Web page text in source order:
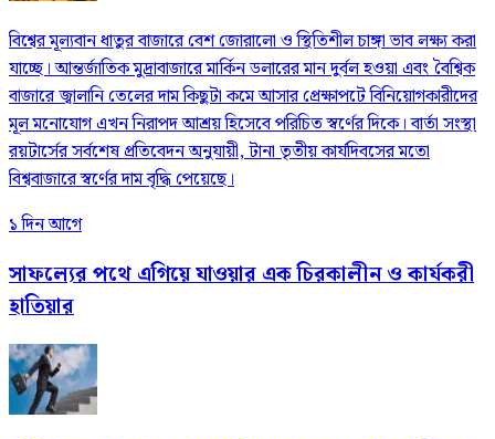
বিশ্বের মূল্যবান ধাতুর বাজারে বেশ জোরালো ও স্থিতিশীল চাঙ্গা ভাব লক্ষ্য করা
যাচ্ছে। আন্তর্জাতিক মুদ্রাবাজারে মার্কিন ডলারের মান দুর্বল হওয়া এবং বৈশ্বিক
বাজারে জ্বালানি তেলের দাম কিছুটা কমে আসার প্রেক্ষাপটে বিনিয়োগকারীদের
মূল মনোযোগ এখন নিরাপদ আশ্রয় হিসেবে পরিচিত স্বর্ণের দিকে। বার্তা সংস্থা
রয়টার্সের সর্বশেষ প্রতিবেদন অনুযায়ী, টানা তৃতীয় কার্যদিবসের মতো
বিশ্ববাজারে স্বর্ণের দাম বৃদ্ধি পেয়েছে।
১ দিন আগে
সাফল্যের পথে এগিয়ে যাওয়ার এক চিরকালীন ও কার্যকরী
হাতিয়ার